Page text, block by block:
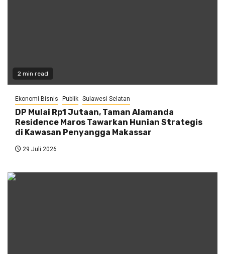
2 min read
Ekonomi Bisnis Publik Sulawesi Selatan
DP Mulai Rp1 Jutaan, Taman Alamanda
Residence Maros Tawarkan Hunian Strategis
di Kawasan Penyangga Makassar
29 Juli 2026